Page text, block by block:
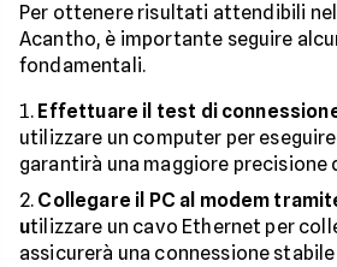
Per ottenere risultati attendibili
Acantho, è importante seguire
fondamentali.
Effettuare il test di connessione
utilizzare un computer per
garantirà una maggiore precisione
Collegare il PC al modem
utilizzare un cavo Ethernet per
assicurerà una connessione stabile